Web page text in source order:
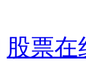
股票